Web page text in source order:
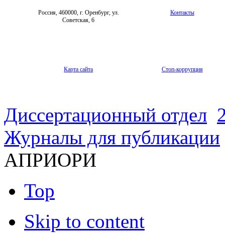
Россия, 460000, г. Оренбург, ул.
Советская, 6
Контакты
Карта сайта Стоп-коррупция
Диссертационный отдел
Журналы для публикации
АПРИОРИ
Top
Skip to content